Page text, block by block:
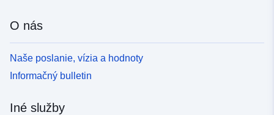
O nás
Naše poslanie, vízia a hodnoty
Informačný bulletin
Iné služby